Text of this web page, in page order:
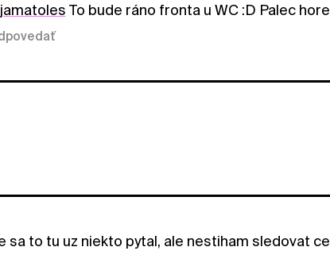
To bude ráno fronta u WC :D Palec
sa to tu uz niekto pytal, ale nestiham sledovat